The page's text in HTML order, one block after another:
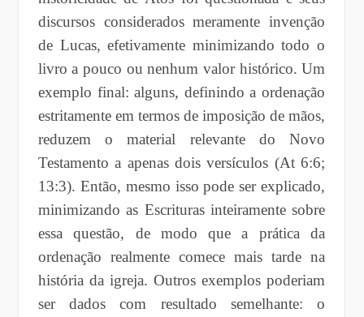
discursos considerados meramente invenção
de Lucas, efetivamente minimizando todo o
livro a pouco ou nenhum valor histórico. Um
exemplo final: alguns, definindo a ordenação
estritamente em termos de imposição de mãos,
reduzem o material relevante do Novo
Testamento a apenas dois versículos (At 6:6;
13:3). Então, mesmo isso pode ser explicado,
minimizando as Escrituras inteiramente sobre
essa questão, de modo que a prática da
ordenação realmente comece mais tarde na
história da igreja. Outros exemplos poderiam
ser dados com resultado semelhante: o